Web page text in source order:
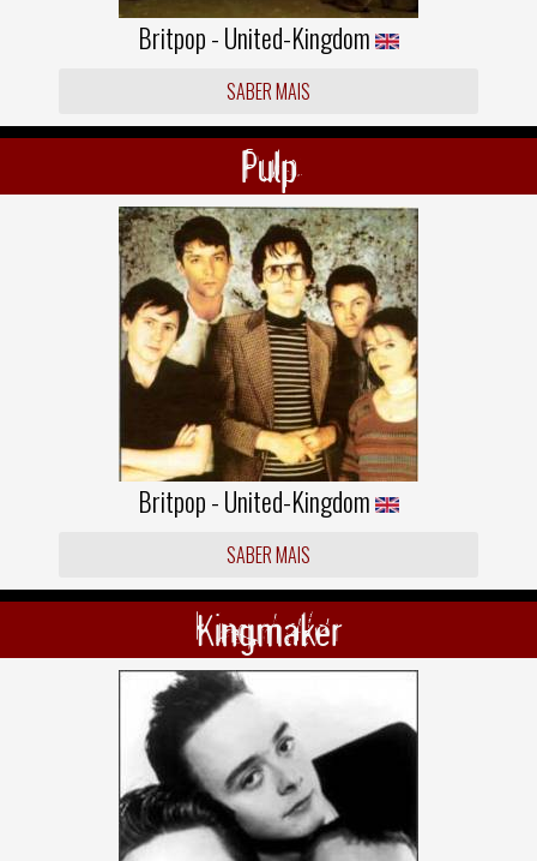
Britpop - United-Kingdom
SABER MAIS
Pulp
Britpop - United-Kingdom
SABER MAIS
Kingmaker